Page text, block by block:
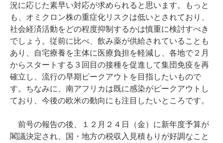
況に応じた素早い対応が求められると思います。もっと
も、オミクロン株の重症化リスクは低いとされており、
社会経済活動をどの程度抑制するかは慎重に検討すべき
でしょう。従前に比べ、飲み薬が供給されていることも
あり、自宅療養を主体に医療負担を軽減し、各地で２月
からスタートする３回目の接種を促進して集団免疫を再
確立し、流行の早期ピークアウトを目指したいもので
す。ちなみに、南アフリカは既に感染がピークアウトし
ており、今後の欧米の動向にも注目したいところです。
前号の報告の後、１２月２４日（金）に新年度予算が
閣議決定され、国・地方の税収入見積もりが好調なこと